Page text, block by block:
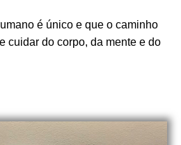
é único e que o caminho
cuidar do corpo, da mente e do